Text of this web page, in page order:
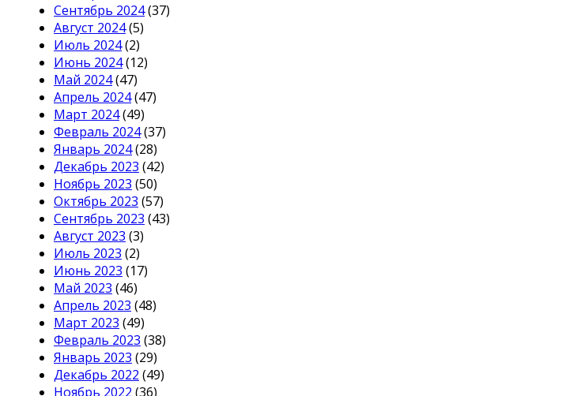
Сентябрь 2024(37)
Август 2024(5)
Июль 2024(2)
Июнь 2024(12)
Май 2024(47)
Апрель 2024(47)
Март 2024(49)
Февраль 2024(37)
Январь 2024(28)
Декабрь 2023 (42)
Ноябрь 2023 (50)
Октябрь 2023 (57)
Сентябрь 2023 (43)
Август 2023 (3)
Июль 2023 (2)
Июнь 2023 (17)
Май 2023 (46)
Апрель 2023 (48)
Март 2023 (49)
Февраль 2023 (38)
Январь 2023 (29)
Декабрь 2022 (49)
Ноябрь 2022 (36)